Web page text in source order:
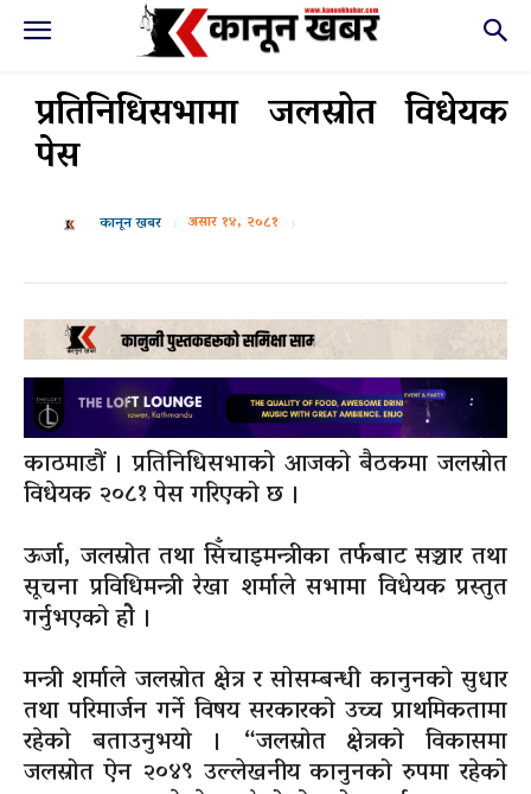
प्रतिनिधिसभामा जलस्रोत विधेयक
पेस
कानून खबर असार १४, २०८१
काठमाडौं । प्रतिनिधिसभाको आजको बैठकमा जलस्रोत
विधेयक २०८१ पेस गरिएको छ ।
ऊर्जा, जलस्रोत तथा सिँचाइमन्त्रीका तर्फबाट सञ्चार तथा
सूचना प्रविधिमन्त्री रेखा शर्माले सभामा विधेयक प्रस्तुत
गर्नुभएको होे ।
मन्त्री शर्माले जलस्रोत क्षेत्र र सोसम्बन्धी कानुनको सुधार
तथा परिमार्जन गर्ने विषय सरकारको उच्च प्राथमिकतामा
रहेको बताउनुभयो । “जलस्रोत क्षेत्रको विकासमा
जलस्रोत ऐन २०४९ उल्लेखनीय कानुनको रुपमा रहेको